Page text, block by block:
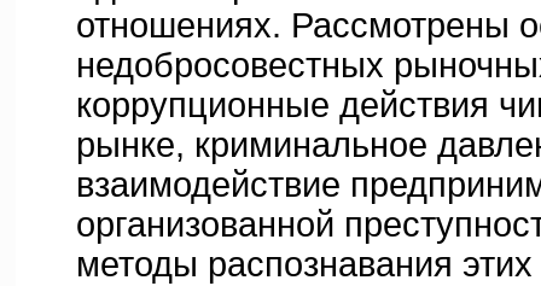
отношениях. Рассмотрены
недобросовестных
коррупционные действия
рынке, криминальное
взаимодействие
организованной
методы распознавания